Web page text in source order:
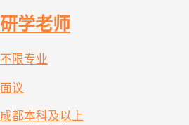
研学老师
不限专业
面议
成都本科及以上